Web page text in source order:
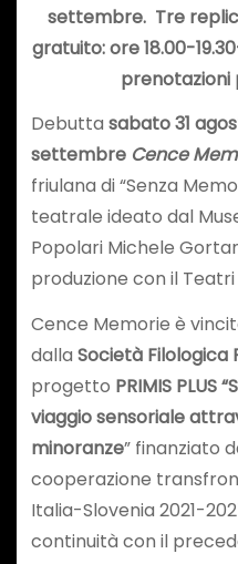
settembre. Tre
gratuito: ore 18.00-
Debutta sabato 31
settembre Cence
friulana di “Senza
teatrale ideato dal
Popolari Michele
produzione con il Teatri
Cence Memorie è
dalla Società Filologica
progetto PRIMIS PLUS
viaggio sensoriale
minoranze” finanziato
cooperazione
Italia-Slovenia 2021-
continuità con il